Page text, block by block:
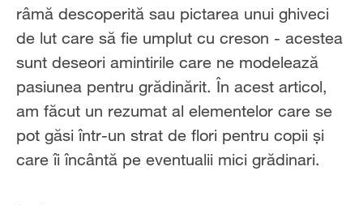
râmă descoperită sau pictarea unui ghiveci
de lut care să fie umplut cu creson - acestea
sunt deseori amintirile care ne modelează
pasiunea pentru grădinărit. În acest articol,
am făcut un rezumat al elementelor care se
pot găsi într-un strat de flori pentru copii și
care îi încântă pe eventualii mici grădinari.